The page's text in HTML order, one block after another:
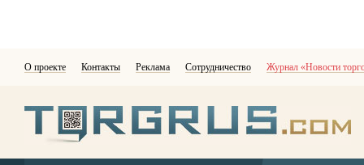
О проекте Контакты Реклама Сотрудничество Журнал «Новости